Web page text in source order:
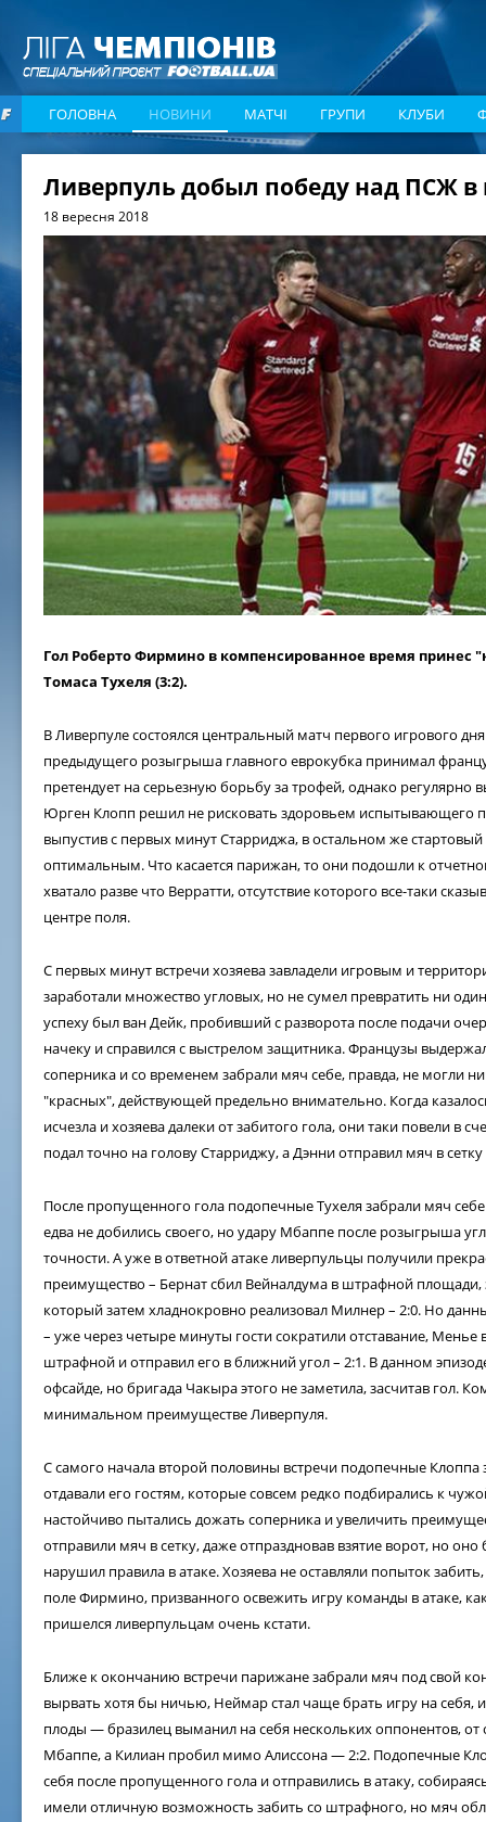
ГОЛОВНА НОВИНИ МАТЧІ ГРУПИ КЛУБИ
Ливерпуль добыл победу над ПСЖ в
18 вересня 2018
Гол Роберто Фирмино в компенсированное время принес
Томаса Тухеля (3:2).
В Ливерпуле состоялся центральный матч первого игрового
предыдущего розыгрыша главного еврокубка принимал
претендует на серьезную борьбу за трофей, однако регулярно
Юрген Клопп решил не рисковать здоровьем испытывающего
выпустив с первых минут Старриджа, в остальном же
оптимальным. Что касается парижан, то они подошли к
хватало разве что Верратти, отсутствие которого все-таки
центре поля.
С первых минут встречи хозяева завладели игровым и
заработали множество угловых, но не сумел превратить ни
успеху был ван Дейк, пробивший с разворота после подачи
начеку и справился с выстрелом защитника. Французы
соперника и со временем забрали мяч себе, правда, не могли
"красных", действующей предельно внимательно. Когда
исчезла и хозяева далеки от забитого гола, они таки повели в
подал точно на голову Старриджу, а Дэнни отправил мяч в сетку
После пропущенного гола подопечные Тухеля забрали мяч
едва не добились своего, но удару Мбаппе после розыгрыша
точности. А уже в ответной атаке ливерпульцы получили
преимущество – Бернат сбил Вейналдума в штрафной площади,
который затем хладнокровно реализовал Милнер – 2:0. Но
– уже через четыре минуты гости сократили отставание, Менье
штрафной и отправил его в ближний угол – 2:1. В данном
офсайде, но бригада Чакыра этого не заметила, засчитав гол.
минимальном преимуществе Ливерпуля.
С самого начала второй половины встречи подопечные Клоппа
отдавали его гостям, которые совсем редко подбирались к
настойчиво пытались дожать соперника и увеличить
отправили мяч в сетку, даже отпраздновав взятие ворот, но
нарушил правила в атаке. Хозяева не оставляли попыток
поле Фирмино, призванного освежить игру команды в атаке,
пришелся ливерпульцам очень кстати.
Ближе к окончанию встречи парижане забрали мяч под свой
вырвать хотя бы ничью, Неймар стал чаще брать игру на себя,
плоды — бразилец выманил на себя нескольких оппонентов, от
Мбаппе, а Килиан пробил мимо Алиссона — 2:2. Подопечные
себя после пропущенного гола и отправились в атаку,
имели отличную возможность забить со штрафного, но мяч